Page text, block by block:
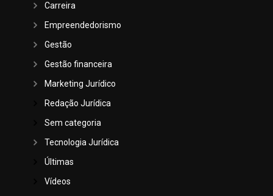
Carreira
Empreendedorismo
Gestão
Gestão financeira
Marketing Jurídico
Redação Jurídica
Sem categoria
Tecnologia Jurídica
Últimas
Vídeos